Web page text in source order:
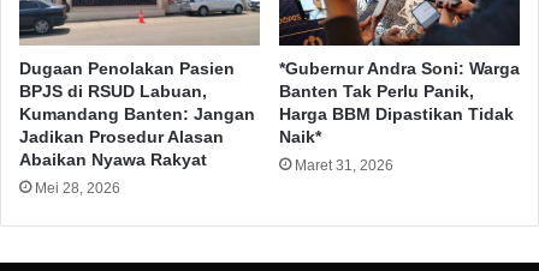
Dugaan Penolakan Pasien
BPJS di RSUD Labuan,
Kumandang Banten: Jangan
Jadikan Prosedur Alasan
Abaikan Nyawa Rakyat
Mei 28, 2026
*Gubernur Andra Soni: Warga
Banten Tak Perlu Panik,
Harga BBM Dipastikan Tidak
Naik*
Maret 31, 2026